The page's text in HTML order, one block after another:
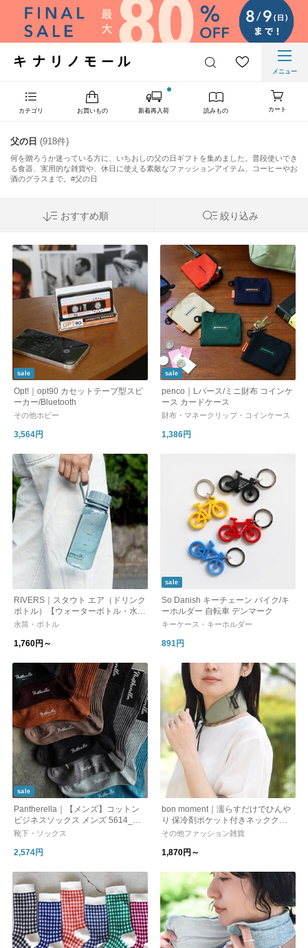
メニュー
カテゴリ お買いもの 新着再入荷 読みもの カート
父の日 (918件)
何を贈ろうか迷っている方に、いちおしの父の日ギフトを集めました。普段使いでき
る食器、実用的な雑貨や、休日に使える素敵なファッションアイテム、コーヒーやお
酒のグラスまで。#父の日
おすすめ順 絞り込み
sale
Opt!｜opt90 カセットテープ型スピ
ーカー/Bluetooth
その他ホビー
3,564円
sale
penco｜Lパース/ミニ財布 コインケ
ース カードケース
財布・マネークリップ・コインケース
1,386円
RIVERS｜スタウト エア（ドリンク
ボトル）【ウォーターボトル・水
筒】【登山・キャンプ用品】
水筒・ボトル
1,760円～
sale
So Danish キーチェーン バイク/キ
ーホルダー 自転車 デンマーク
キーケース・キーホルダー
891円
sale
Pantherella｜【メンズ】コットン
ビジネスソックス メンズ 5614_DA
NVERS パンセレラ 父の日
靴下・ソックス
2,574円
bon moment｜濡らすだけでひんや
り 保冷剤ポケット付きネッククー
ラー
その他ファッション雑貨
1,870円～